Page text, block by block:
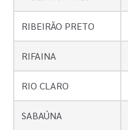
RIBEIRÃO PRETO
RIFAINA
RIO CLARO
SABAÚNA